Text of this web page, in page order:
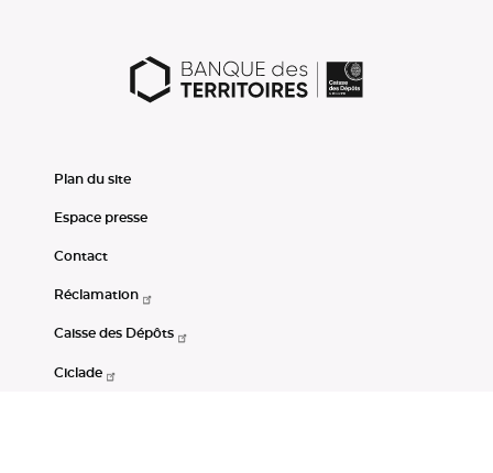
Plan du site
Espace presse
Contact
Réclamation
Caisse des Dépôts
Ciclade